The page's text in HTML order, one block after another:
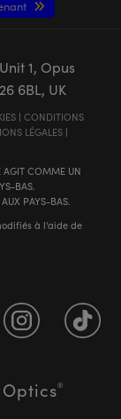
1, Opus
6BL, UK
| CONDITIONS
LÉGALES|
AGIT COMME UN
BAS.
PAYS-BAS.
à l'aide de
®